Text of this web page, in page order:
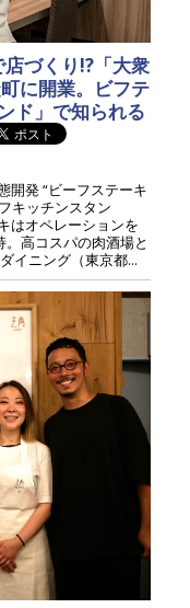
づくり!?「大衆
に開業。ビフテ
ド」で知られる
開発 “ビーフステーキ
キッチンスタン
はオペレーションを
高コスパの肉酒場と
イニング（東京都...